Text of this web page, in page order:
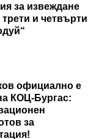
за извеждане
и четвърти
официално е
КОЦ-Бургас:
за